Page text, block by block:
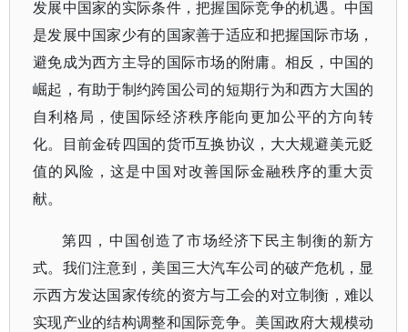
发展中国家的实际条件，把握国际竞争的机遇。中国
是发展中国家少有的国家善于适应和把握国际市场，
避免成为西方主导的国际市场的附庸。相反，中国的
崛起，有助于制约跨国公司的短期行为和西方大国的
自利格局，使国际经济秩序能向更加公平的方向转
化。目前金砖四国的货币互换协议，大大规避美元贬
值的风险，这是中国对改善国际金融秩序的重大贡
献。
第四，中国创造了市场经济下民主制衡的新方
式。我们注意到，美国三大汽车公司的破产危机，显
示西方发达国家传统的资方与工会的对立制衡，难以
实现产业的结构调整和国际竞争。美国政府大规模动